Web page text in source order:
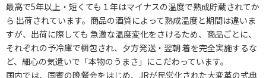
最高で5年以上・短くても１年はマイナスの温度で熟成貯蔵されてか
ら 出荷されています。商品の酒質によって熟成温度と期間は違いま
すが、出荷に際しても 急激な温度変化をさけるため、商品ごとに、
それぞれの予冷庫で梱包され、夕方発送・翌朝 着を完全実施するな
ど、細心の気遣いで「本物のうまさ」にこだわっています。
国内では、国賓の晩餐会をはじめ、JRが民営化された大変革の式典